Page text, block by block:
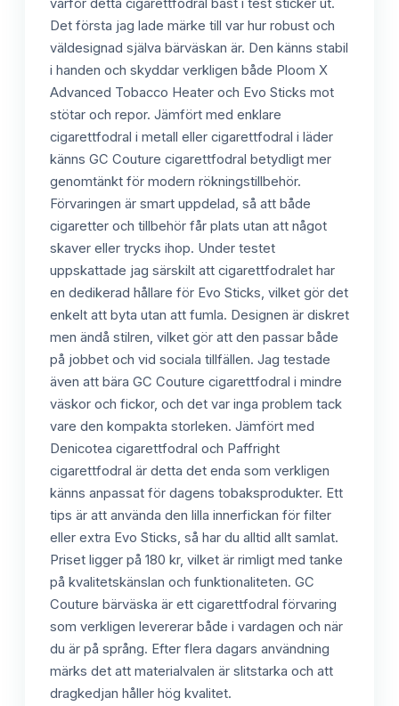
varför detta cigarettfodral bäst i test sticker ut.
Det första jag lade märke till var hur robust och
väldesignad själva bärväskan är. Den känns stabil
i handen och skyddar verkligen både Ploom X
Advanced Tobacco Heater och Evo Sticks mot
stötar och repor. Jämfört med enklare
cigarettfodral i metall eller cigarettfodral i läder
känns GC Couture cigarettfodral betydligt mer
genomtänkt för modern rökningstillbehör.
Förvaringen är smart uppdelad, så att både
cigaretter och tillbehör får plats utan att något
skaver eller trycks ihop. Under testet
uppskattade jag särskilt att cigarettfodralet har
en dedikerad hållare för Evo Sticks, vilket gör det
enkelt att byta utan att fumla. Designen är diskret
men ändå stilren, vilket gör att den passar både
på jobbet och vid sociala tillfällen. Jag testade
även att bära GC Couture cigarettfodral i mindre
väskor och fickor, och det var inga problem tack
vare den kompakta storleken. Jämfört med
Denicotea cigarettfodral och Paffright
cigarettfodral är detta det enda som verkligen
känns anpassat för dagens tobaksprodukter. Ett
tips är att använda den lilla innerfickan för filter
eller extra Evo Sticks, så har du alltid allt samlat.
Priset ligger på 180 kr, vilket är rimligt med tanke
på kvalitetskänslan och funktionaliteten. GC
Couture bärväska är ett cigarettfodral förvaring
som verkligen levererar både i vardagen och när
du är på språng. Efter flera dagars användning
märks det att materialvalen är slitstarka och att
dragkedjan håller hög kvalitet.